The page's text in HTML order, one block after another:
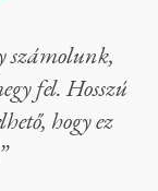
számolunk,
fel. Hosszú
hogy ez